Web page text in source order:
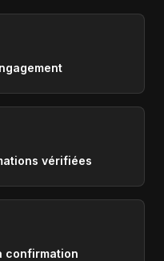
vérifiées
confirmation